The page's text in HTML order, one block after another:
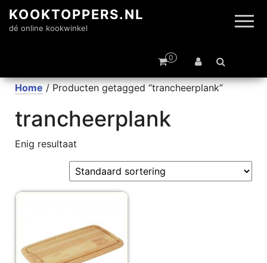
KOOKTOPPERS.NL
dé online kookwinkel
0
Home / Producten getagged “trancheerplank”
trancheerplank
Enig resultaat